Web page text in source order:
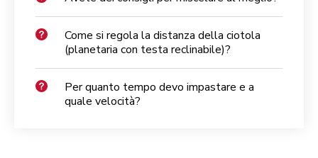
Come si regola la distanza della ciotola
(planetaria con testa reclinabile)?
Per quanto tempo devo impastare e a
quale velocità?